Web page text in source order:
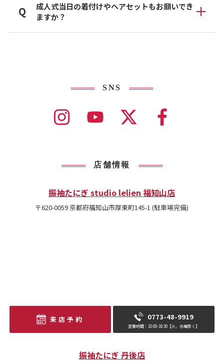
ら、お嬢様に似合うコーディネートをご提案いたします。
Q
成人式当日の着付けやヘアセットもお願いでき
ますか？
SNS
店舗情報
振袖たにぎ studio lelien 福知山店
〒620-0059 京都府福知山市厚東町145-1 (駐車場完備)
来店予約 0773-48-9919
営業時間：10:00-18:30【火、水曜除く】
振袖たにぎ 丹後店